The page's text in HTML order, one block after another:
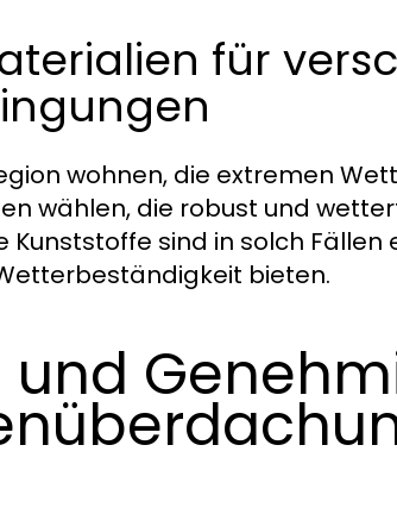
für
wohnen, die extremen
wählen, die robust und
sind in solch Fällen
bieten.
und